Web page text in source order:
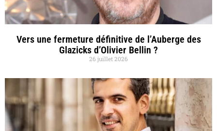
Vers une fermeture définitive de l’Auberge des
Glazicks d’Olivier Bellin ?
26 juillet 2026